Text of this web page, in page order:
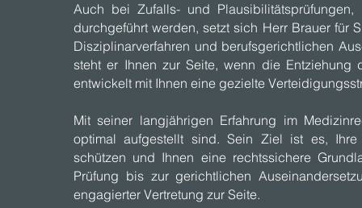
Auch bei Zufalls- und
durchgeführt werden, setzt sich Herr Brauer für
Disziplinarverfahren und berufsgerichtlichen
steht er Ihnen zur Seite, wenn die
entwickelt mit Ihnen eine gezielte
Mit seiner langjährigen Erfahrung im
optimal aufgestellt sind. Sein Ziel ist es,
schützen und Ihnen eine rechtssichere
Prüfung bis zur gerichtlichen
engagierter Vertretung zur Seite.